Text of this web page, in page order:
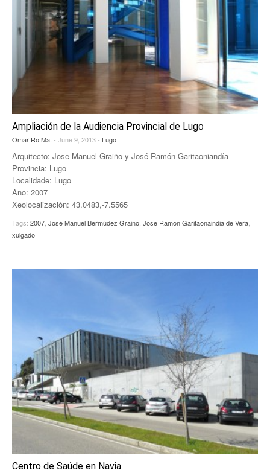
Ampliación de la Audiencia Provincial de Lugo
Omar Ro.Ma. - June 9, 2013 - Lugo
Arquitecto: Jose Manuel Graiño y José Ramón Garitaoniandía
Provincia: Lugo
Localidade: Lugo
Ano: 2007
Xeolocalización: 43.0483,-7.5565
Tags: 2007 José Manuel Bermúdez Graiño Jose Ramon Garitaonaindia de Vera
xulgado
Centro de Saúde en Navia